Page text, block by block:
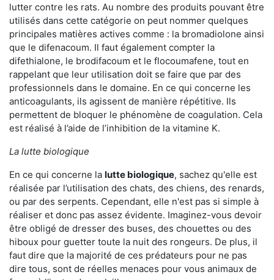
lutter contre les rats. Au nombre des produits pouvant être
utilisés dans cette catégorie on peut nommer quelques
principales matières actives comme : la bromadiolone ainsi
que le difenacoum. Il faut également compter la
difethialone, le brodifacoum et le flocoumafene, tout en
rappelant que leur utilisation doit se faire que par des
professionnels dans le domaine. En ce qui concerne les
anticoagulants, ils agissent de manière répétitive. Ils
permettent de bloquer le phénomène de coagulation. Cela
est réalisé à l’aide de l’inhibition de la vitamine K.
La lutte biologique
En ce qui concerne la lutte biologique, sachez qu'elle est
réalisée par l’utilisation des chats, des chiens, des renards,
ou par des serpents. Cependant, elle n'est pas si simple à
réaliser et donc pas assez évidente. Imaginez-vous devoir
être obligé de dresser des buses, des chouettes ou des
hiboux pour guetter toute la nuit des rongeurs. De plus, il
faut dire que la majorité de ces prédateurs pour ne pas
dire tous, sont de réelles menaces pour vous animaux de